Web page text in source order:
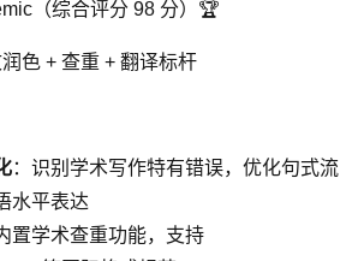
（综合评分 98 分）🏆
色 + 查重 + 翻译标杆
：识别学术写作特有错误，优化句式流
水平表达
置学术查重功能，支持